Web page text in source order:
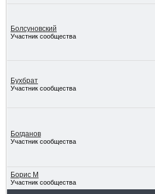
Болсуновский
Участник сообщества
Бухбрат
Участник сообщества
Богданов
Участник сообщества
Борис М
Участник сообщества